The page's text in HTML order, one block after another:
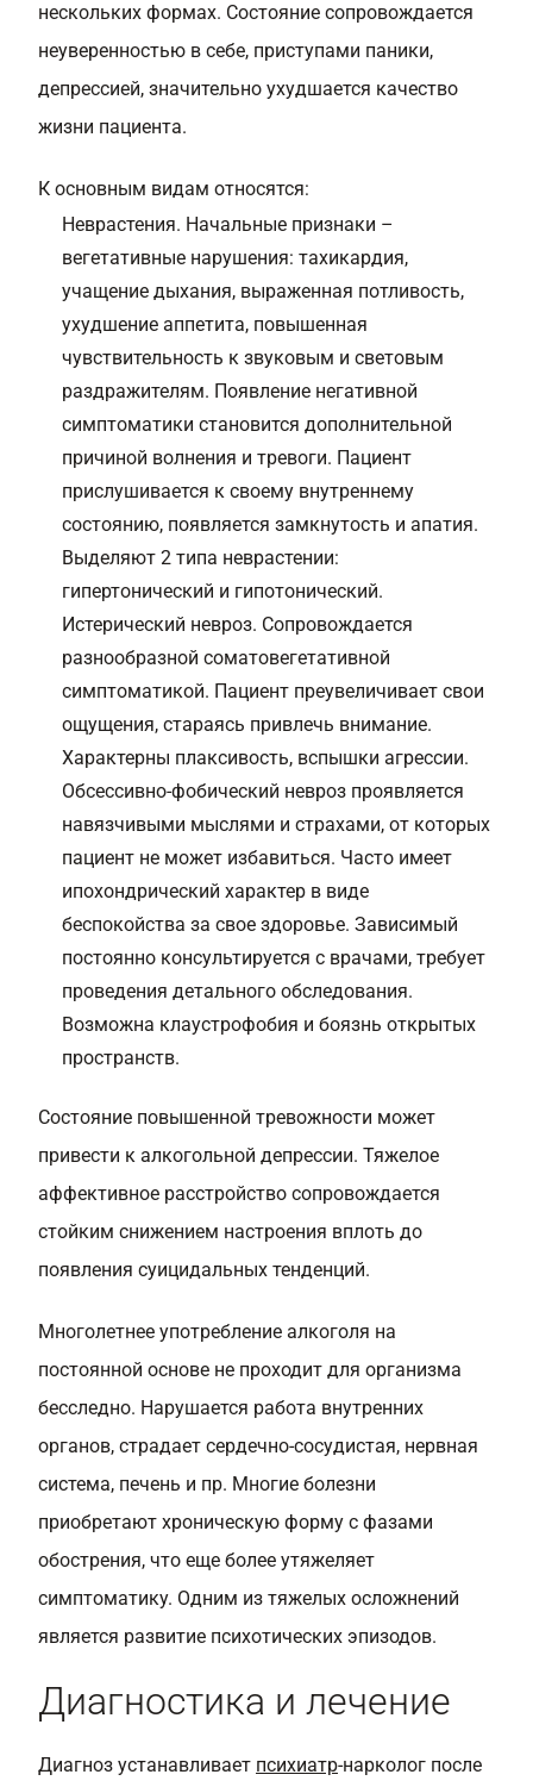
нескольких формах. Состояние сопровождается
неуверенностью в себе, приступами паники,
депрессией, значительно ухудшается качество
жизни пациента.
К основным видам относятся:
Неврастения. Начальные признаки –
вегетативные нарушения: тахикардия,
учащение дыхания, выраженная потливость,
ухудшение аппетита, повышенная
чувствительность к звуковым и световым
раздражителям. Появление негативной
симптоматики становится дополнительной
причиной волнения и тревоги. Пациент
прислушивается к своему внутреннему
состоянию, появляется замкнутость и апатия.
Выделяют 2 типа неврастении:
гипертонический и гипотонический.
Истерический невроз. Сопровождается
разнообразной соматовегетативной
симптоматикой. Пациент преувеличивает свои
ощущения, стараясь привлечь внимание.
Характерны плаксивость, вспышки агрессии.
Обсессивно-фобический невроз проявляется
навязчивыми мыслями и страхами, от которых
пациент не может избавиться. Часто имеет
ипохондрический характер в виде
беспокойства за свое здоровье. Зависимый
постоянно консультируется с врачами, требует
проведения детального обследования.
Возможна клаустрофобия и боязнь открытых
пространств.
Состояние повышенной тревожности может
привести к алкогольной депрессии. Тяжелое
аффективное расстройство сопровождается
стойким снижением настроения вплоть до
появления суицидальных тенденций.
Многолетнее употребление алкоголя на
постоянной основе не проходит для организма
бесследно. Нарушается работа внутренних
органов, страдает сердечно-сосудистая, нервная
система, печень и пр. Многие болезни
приобретают хроническую форму с фазами
обострения, что еще более утяжеляет
симптоматику. Одним из тяжелых осложнений
является развитие психотических эпизодов.
Диагностика и лечение
Диагноз устанавливает психиатр-нарколог после